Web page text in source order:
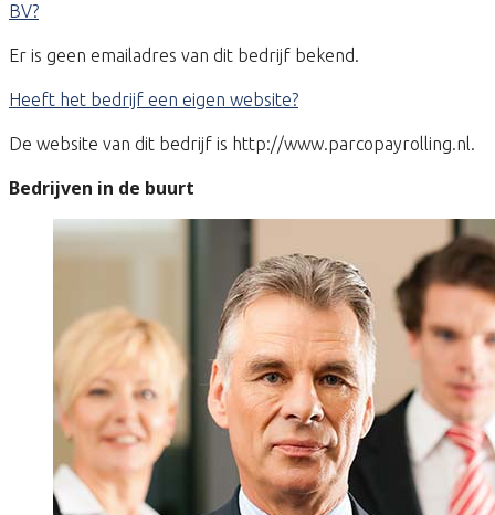
BV?
Er is geen emailadres van dit bedrijf bekend.
Heeft het bedrijf een eigen website?
De website van dit bedrijf is http://www.parcopayrolling.nl.
Bedrijven in de buurt